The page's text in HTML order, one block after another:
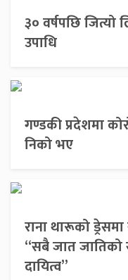
३० वर्षपछि
उपाधि
गण्डकी प्रदेशमा
निको भए
राना थारूको
“सबै जात जातिको
दायित्व”